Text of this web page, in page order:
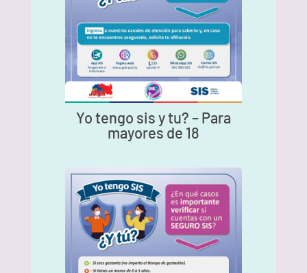
Yo tengo sis y tu? – Para
mayores de 18